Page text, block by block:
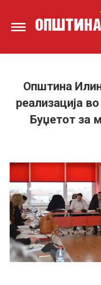
Општина
реализација
Буџетот за